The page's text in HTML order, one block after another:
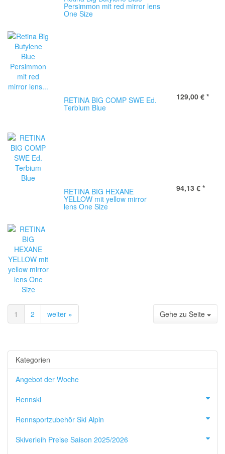
Persimmon mit red mirror lens
One Size
RETINA BIG COMP SWE Ed.
Terbium Blue
129,00 € *
RETINA BIG HEXANE
YELLOW mit yellow mirror
lens One Size
94,13 € *
1 2 weiter » Gehe zu Seite
Kategorien
Angebot der Woche
Rennski
Rennsportzubehör Ski Alpin
Skiverleih Preise Saison 2025/2026